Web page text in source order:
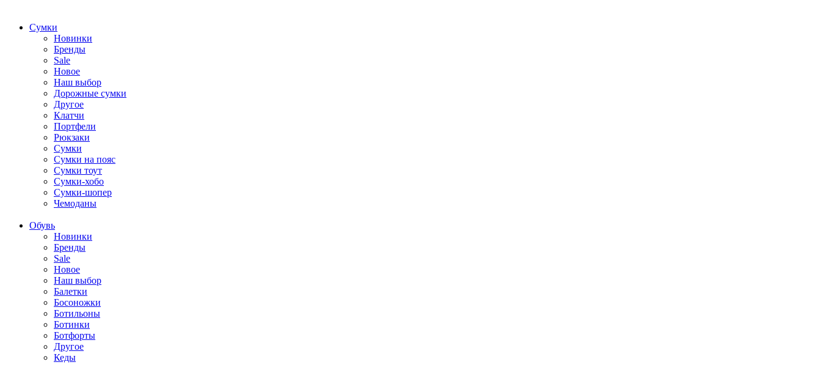
Cумки
Новинки
Бренды
Sale
Новое
Наш выбор
Дорожные сумки
Другое
Клатчи
Портфели
Рюкзаки
Сумки
Сумки на пояс
Сумки тоут
Сумки-хобо
Сумки-шопер
Чемоданы
Обувь
Новинки
Бренды
Sale
Новое
Наш выбор
Балетки
Босоножки
Ботильоны
Ботинки
Ботфорты
Другое
Кеды